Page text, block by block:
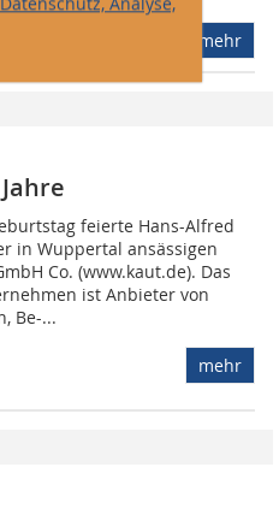
mehr
feier­te Hans-Alfred
in Wuppertal an­sässigen
Co. (www.kaut.de). Das
ist An­bie­ter von
Be-...
mehr